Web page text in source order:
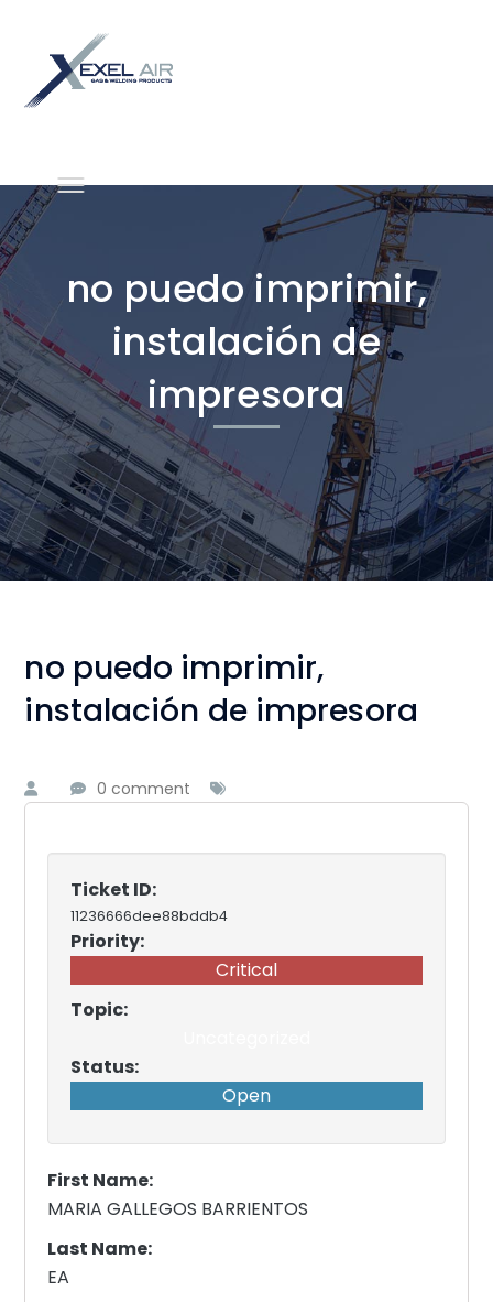
no puedo imprimir,
instalación de
impresora
no puedo imprimir,
instalación de impresora
0 comment
Ticket ID:
11236666dee88bddb4
Priority:
Critical
Topic:
Status:
Open
First Name:
MARIA GALLEGOS BARRIENTOS
Last Name:
EA